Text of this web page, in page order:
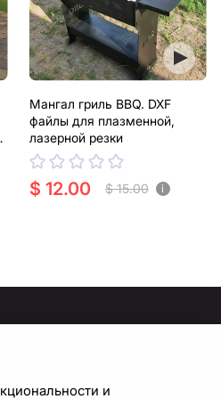
Мангал гриль BBQ. DXF
файлы для плазменной,
лазерной резки
$ 12.00 $ 15.00 i
и